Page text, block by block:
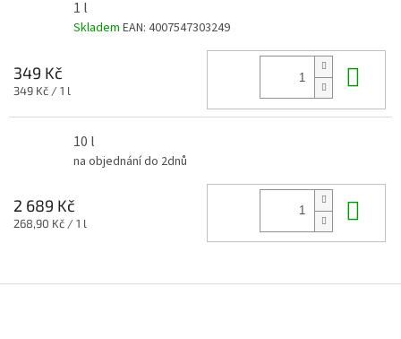
1 l
Skladem EAN: 4007547303249
349 Kč
Měrná
349 Kč / 1 l
10 l
na objednání do 2dnů
2 689 Kč
Měrná
268,90 Kč / 1 l